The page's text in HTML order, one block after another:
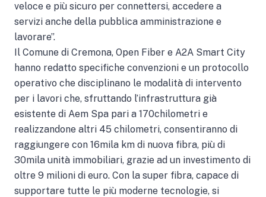
veloce e più sicuro per connettersi, accedere a
servizi anche della pubblica amministrazione e
lavorare”.
Il Comune di Cremona, Open Fiber e A2A Smart City
hanno redatto specifiche convenzioni e un protocollo
operativo che disciplinano le modalità di intervento
per i lavori che, sfruttando l’infrastruttura già
esistente di Aem Spa pari a 170chilometri e
realizzandone altri 45 chilometri, consentiranno di
raggiungere con 16mila km di nuova fibra, più di
30mila unità immobiliari, grazie ad un investimento di
oltre 9 milioni di euro. Con la super fibra, capace di
supportare tutte le più moderne tecnologie, si